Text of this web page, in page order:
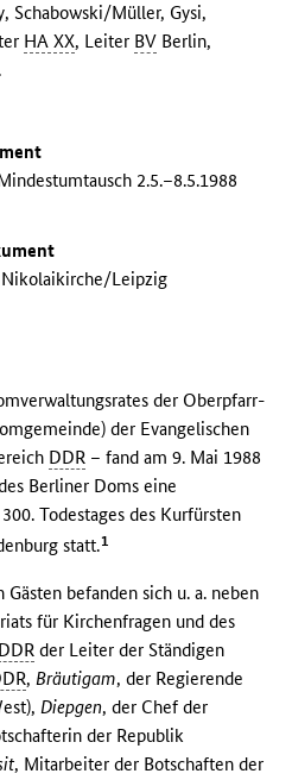
Schabowski/Müller, Gysi,
HA XX, Leiter BV Berlin,
2.5.–8.5.1988
Leipzig
der Oberpfarr-
der Evangelischen
DDR – fand am 9. Mai 1988
Berliner Doms eine
Todestages des Kurfürsten
statt.1
befanden sich u. a. neben
für Kirchenfragen und des
DDR der Leiter der Ständigen
,Bräutigam, der Regierende
Diepgen, der Chef der
der Republik
, Mitarbeiter der Botschaften der